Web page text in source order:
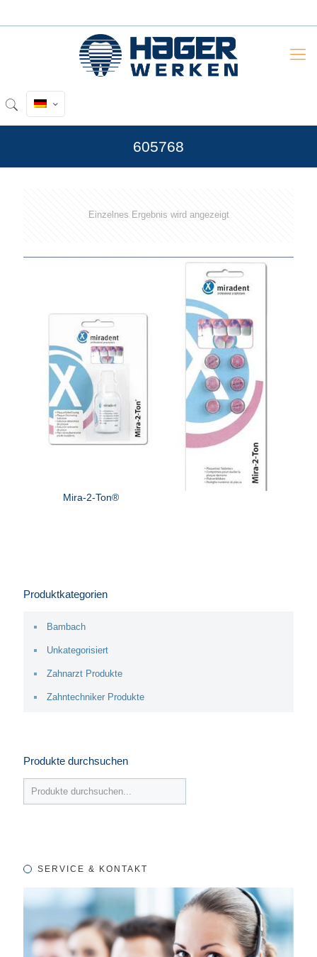
605768
Einzelnes Ergebnis wird angezeigt
Mira-2-Ton®
Produktkategorien
Bambach
Unkategorisiert
Zahnarzt Produkte
Zahntechniker Produkte
Produkte durchsuchen
SERVICE & KONTAKT